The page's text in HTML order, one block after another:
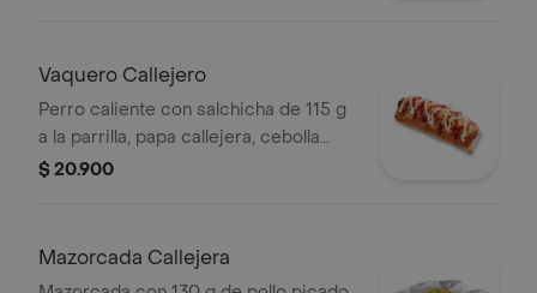
Vaquero Callejero
Perro caliente con salchicha de 115 g
a la parrilla, papa callejera, cebolla
picada, salsa blanca, salsa de tomate
$ 20.900
Mazorcada Callejera